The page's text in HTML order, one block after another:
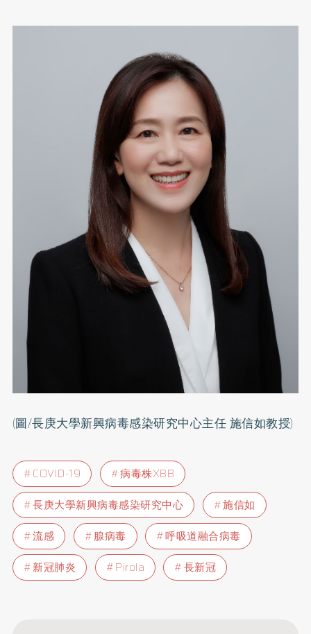
(圖/長庚大學新興病毒感染研究中心主任 施信如教授)
COVID-19
病毒株XBB
長庚大學新興病毒感染研究中心
施信如
流感
腺病毒
呼吸道融合病毒
新冠肺炎
Pirola 長新冠